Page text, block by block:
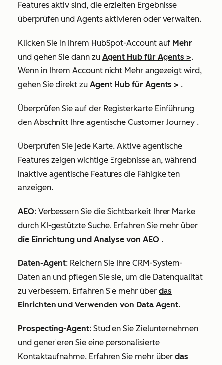
Features aktiv sind, die erzielten Ergebnisse
überprüfen und Agents aktivieren oder verwalten.
Klicken Sie in Ihrem HubSpot-Account auf Mehr
und gehen Sie dann zu Agent Hub für Agents >.
Wenn in Ihrem Account nicht Mehr angezeigt wird,
gehen Sie direkt zu Agent Hub für Agents > .
Überprüfen Sie auf der Registerkarte Einführung
den Abschnitt Ihre agentische Customer Journey .
Überprüfen Sie jede Karte. Aktive agentische
Features zeigen wichtige Ergebnisse an, während
inaktive agentische Features die Fähigkeiten
anzeigen.
AEO: Verbessern Sie die Sichtbarkeit Ihrer Marke
durch KI-gestützte Suche. Erfahren Sie mehr über
die Einrichtung und Analyse von AEO .
Daten-Agent: Reichern Sie Ihre CRM-System-
Daten an und pflegen Sie sie, um die Datenqualität
zu verbessern. Erfahren Sie mehr über das
Einrichten und Verwenden von Data Agent.
Prospecting-Agent: Studien Sie Zielunternehmen
und generieren Sie eine personalisierte
Kontaktaufnahme. Erfahren Sie mehr über das